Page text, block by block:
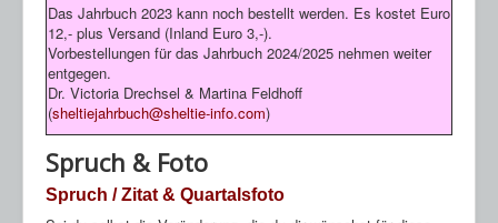
Das Jahrbuch 2023 kann noch bestellt werden. Es kostet Euro
12,- plus Versand (Inland Euro 3,-).
Vorbestellungen für das Jahrbuch 2024/2025 nehmen weiter
entgegen.
Dr. Victoria Drechsel & Martina Feldhoff
(sheltiejahrbuch@sheltie-info.com)
Spruch & Foto
Spruch / Zitat & Quartalsfoto